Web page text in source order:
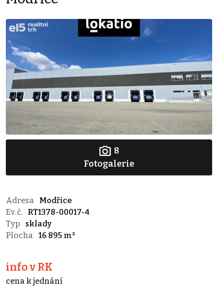
8
Fotogalerie
Adresa
Modřice
Ev. č.
RT1378-00017-4
Typ
sklady
Plocha
16 895 m²
info v RK
cena k jednání